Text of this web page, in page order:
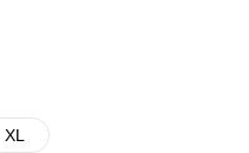
XL